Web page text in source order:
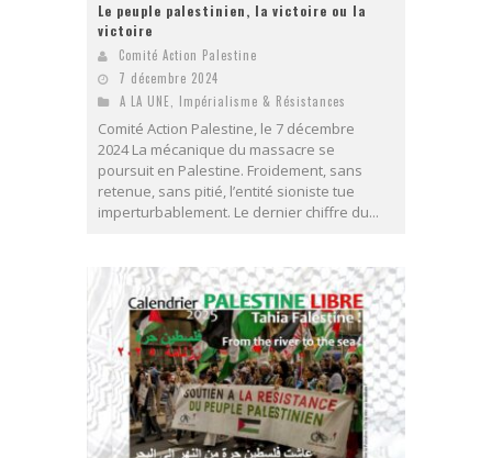
Le peuple palestinien, la victoire ou la
victoire
Comité Action Palestine
7 décembre 2024
A LA UNE, Impérialisme & Résistances
Comité Action Palestine, le 7 décembre
2024 La mécanique du massacre se
poursuit en Palestine. Froidement, sans
retenue, sans pitié, l’entité sioniste tue
imperturbablement. Le dernier chiffre du...